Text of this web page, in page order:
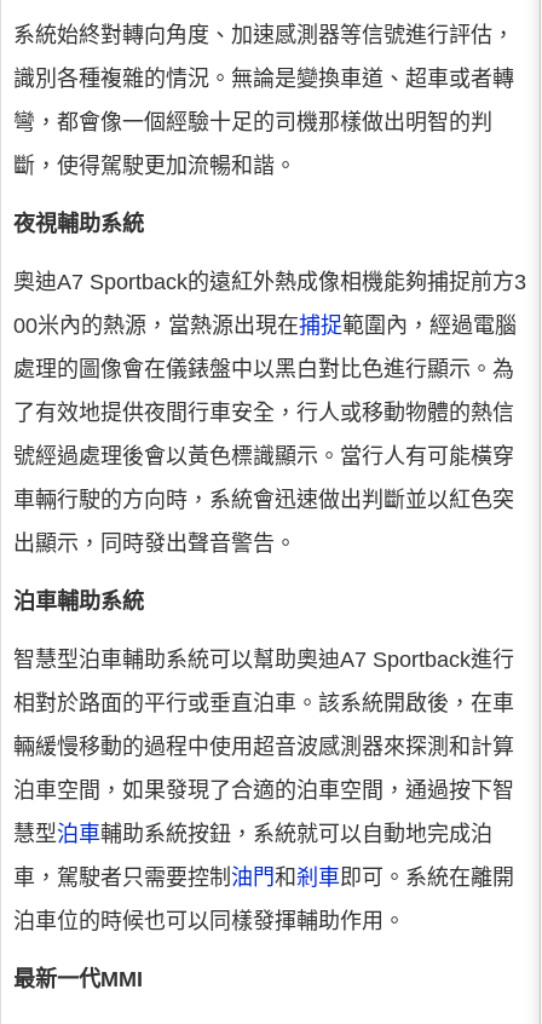
系統始終對轉向角度、加速感測器等信號進行評估，
識別各種複雜的情況。無論是變換車道、超車或者轉
彎，都會像一個經驗十足的司機那樣做出明智的判
斷，使得駕駛更加流暢和諧。
夜視輔助系統
奧迪A7 Sportback的遠紅外熱成像相機能夠捕捉前方3
00米內的熱源，當熱源出現在捕捉範圍內，經過電腦
處理的圖像會在儀錶盤中以黑白對比色進行顯示。為
了有效地提供夜間行車安全，行人或移動物體的熱信
號經過處理後會以黃色標識顯示。當行人有可能橫穿
車輛行駛的方向時，系統會迅速做出判斷並以紅色突
出顯示，同時發出聲音警告。
泊車輔助系統
智慧型泊車輔助系統可以幫助奧迪A7 Sportback進行
相對於路面的平行或垂直泊車。該系統開啟後，在車
輛緩慢移動的過程中使用超音波感測器來探測和計算
泊車空間，如果發現了合適的泊車空間，通過按下智
慧型泊車輔助系統按鈕，系統就可以自動地完成泊
車，駕駛者只需要控制 油門和剎車即可。系統在離開
泊車位的時候也可以同樣發揮輔助作用。
最新一代MMI